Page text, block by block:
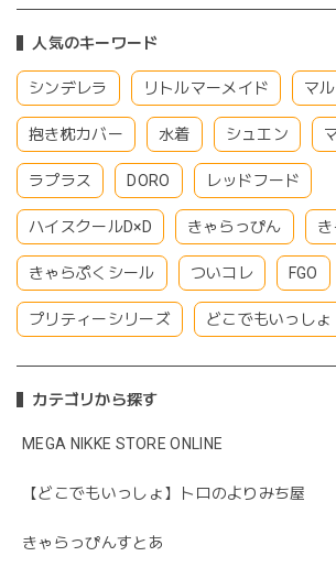
人気のキーワード
シンデレラ リトルマーメイド マ
抱き枕カバー 水着 シュエン
ラプラス DORO レッドフード
ハイスクールD×D きゃらっぴん
きゃらぷくシール ついコレ FGO
プリティーシリーズ どこでもいっしょ
カテゴリから探す
MEGA NIKKE STORE ONLINE
【どこでもいっしょ】トロのよりみち屋
きゃらっぴんすとあ